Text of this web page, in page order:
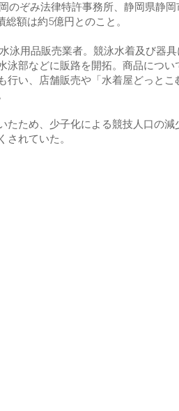
ぞみ法律特許事務所、静岡県静岡
額は約5億円とのこと。
泳用品販売業者。競泳水着及び器
部などに販路を開拓。商品につ
い、店舗販売や「水着屋どっとこ
ため、少子化による競技人口の
れていた。